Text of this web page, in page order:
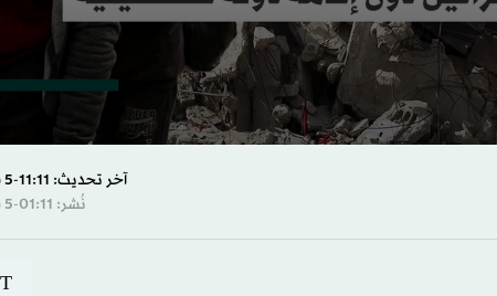
آخر تحديث: 11:11-5 فبراير 2025 م ـ 07 شَعبان 1446 هـ
نُشر: 01:11-5 فبراير 2025 م ـ 07 شَعبان 1446 هـ
T